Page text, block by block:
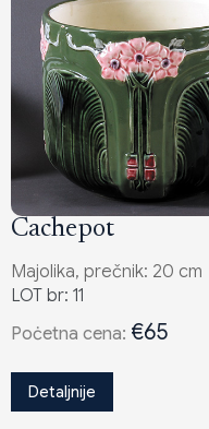
Cachepot
Majolika, prečnik: 20 cm
LOT br: 11
Poċetna cena: €65
Detaljnije